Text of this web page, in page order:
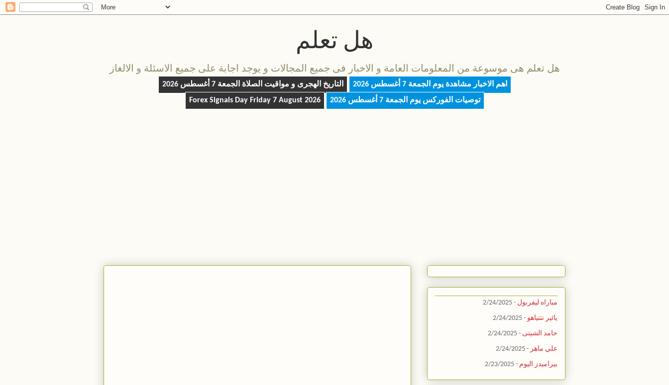
هل تعلم
هل تعلم هى موسوعة من المعلومات العامة و الاخبار فى جميع المجالات و يوجد اجابة على جميع الاسئلة و الالغاز
اهم الاخبار مشاهدة يومالجمعة 7 أغسطس 2026 التاريخ الهجرى و مواقيت الصلاةالجمعة 7 أغسطس 2026
توصيات الفوركس يوم
الجمعة 7 أغسطس 2026 Forex Signals Day Friday 7 August 2026
مباراه ليفربول - 2/24/2025
يائير نتنياهو - 2/24/2025
حامد الشيتى - 2/24/2025
علي ماهر - 2/24/2025
بيراميدز اليوم - 2/23/2025